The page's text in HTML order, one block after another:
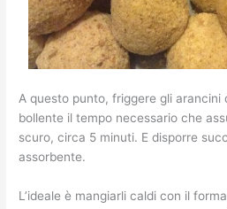
A questo punto, friggere gli arancini
bollente il tempo necessario che
scuro, circa 5 minuti. E disporre
assorbente.
L’ideale è mangiarli caldi con il